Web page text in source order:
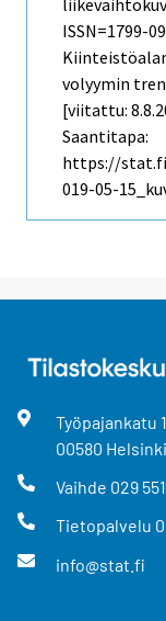
ISSN=1799-
volyymin
[viitattu:
Saantitapa:
https://
019-05-
Työpajankatu
00580 Helsinki
Vaihde 029
Tietopalvelu
info@stat.fi